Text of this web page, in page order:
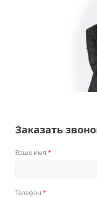
Заказать
Ваше имя *
Телефон *